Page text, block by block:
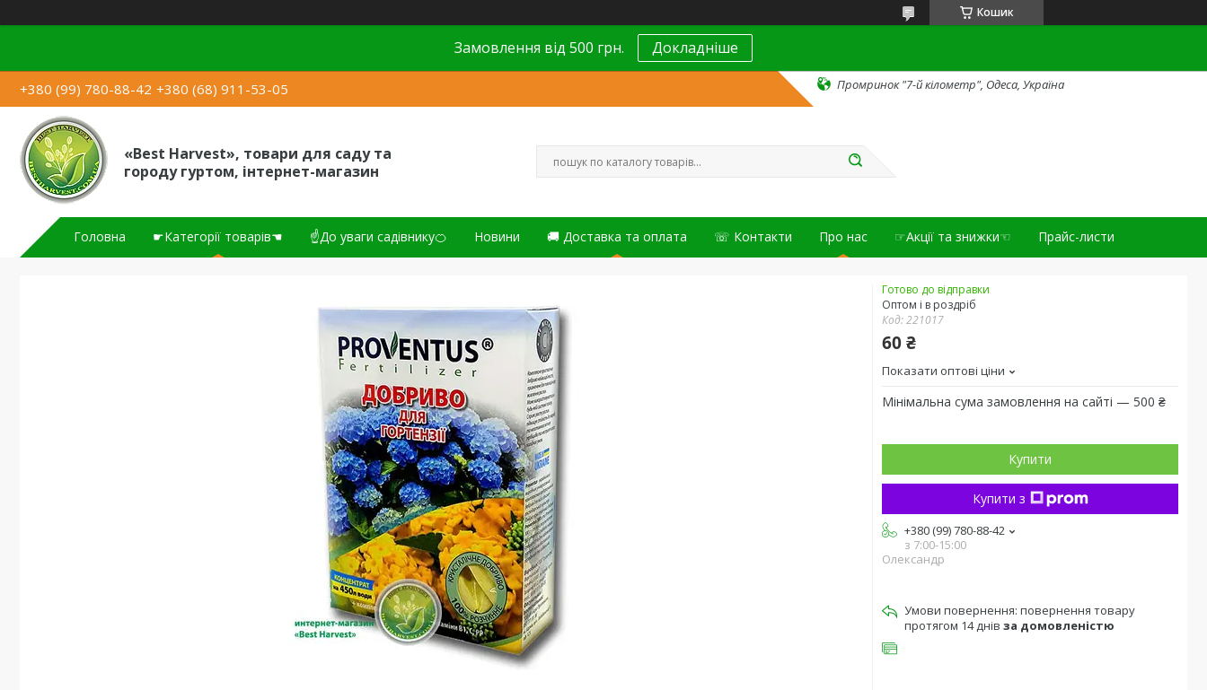
Кошик
Замовлення від 500 грн. Докладніше
+380 (99) 780-88-42 +380 (68) 911-53-05 Промринок "7-й кілометр", Одеса, Україна
«Best Harvest», товари для саду та
городу гуртом, інтернет-магазин
Головна ☛Категорії товарів☚ ☝До уваги садівнику🍊 Новини 🚚 Доставка та оплата ☏ Контакти Про нас ☞Акції та знижки☜ Прайс-листи
Готово до відправки
Оптом і в роздріб
Код:221017
60 ₴
Показати оптові ціни
Мінімальна сума замовлення на сайті — 500 ₴
Купити
Купити з
+380 (99) 780-88-42
з 7:00-15:00
Олександр
повернення товару
протягом 14 днів за домовленістю